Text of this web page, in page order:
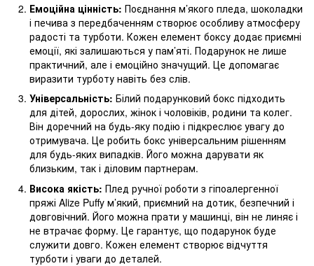
Емоційна цінність: Поєднання м’якого пледа, шоколадки
і печива з передбаченням створює особливу атмосферу
радості та турботи. Кожен елемент боксу додає приємні
емоції, які залишаються у пам’яті. Подарунок не лише
практичний, але і емоційно значущий. Це допомагає
виразити турботу навіть без слів.
Універсальність: Білий подарунковий бокс підходить
для дітей, дорослих, жінок і чоловіків, родини та колег.
Він доречний на будь-яку подію і підкреслює увагу до
отримувача. Це робить бокс універсальним рішенням
для будь-яких випадків. Його можна дарувати як
близьким, так і діловим партнерам.
Висока якість: Плед ручної роботи з гіпоалергенної
пряжі Alize Puffy м’який, приємний на дотик, безпечний і
довговічний. Його можна прати у машинці, він не линяє і
не втрачає форму. Це гарантує, що подарунок буде
служити довго. Кожен елемент створює відчуття
турботи і уваги до деталей.